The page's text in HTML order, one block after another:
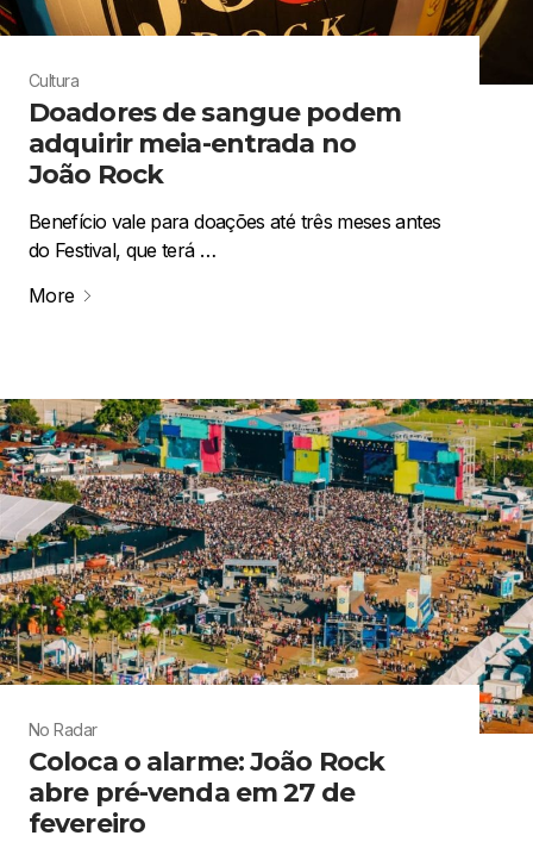
Cultura
Doadores de sangue podem
adquirir meia-entrada no
João Rock
Benefício vale para doações até três meses antes
do Festival, que terá …
More
No Radar
Coloca o alarme: João Rock
abre pré-venda em 27 de
fevereiro